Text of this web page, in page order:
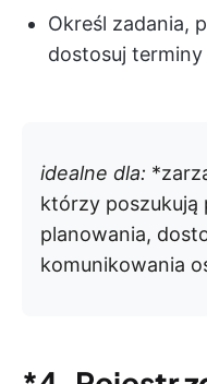
Określ zadania,
dostosuj terminy
idealne dla:
którzy poszukują
planowania,
komunikowania